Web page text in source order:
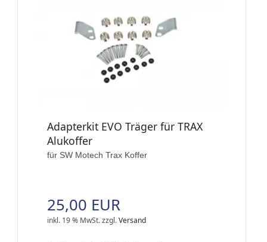
Adapterkit EVO Träger für TRAX
Alukoffer
für SW Motech Trax Koffer
25,00 EUR
inkl. 19 % MwSt.zzgl.Versand